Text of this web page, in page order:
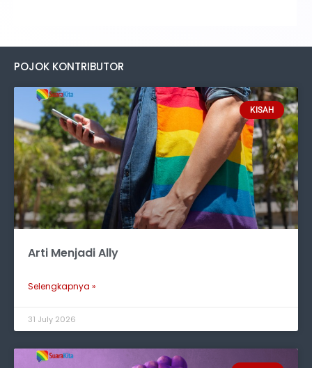
POJOK KONTRIBUTOR
KISAH
Arti Menjadi Ally
Selengkapnya »
31 July 2026